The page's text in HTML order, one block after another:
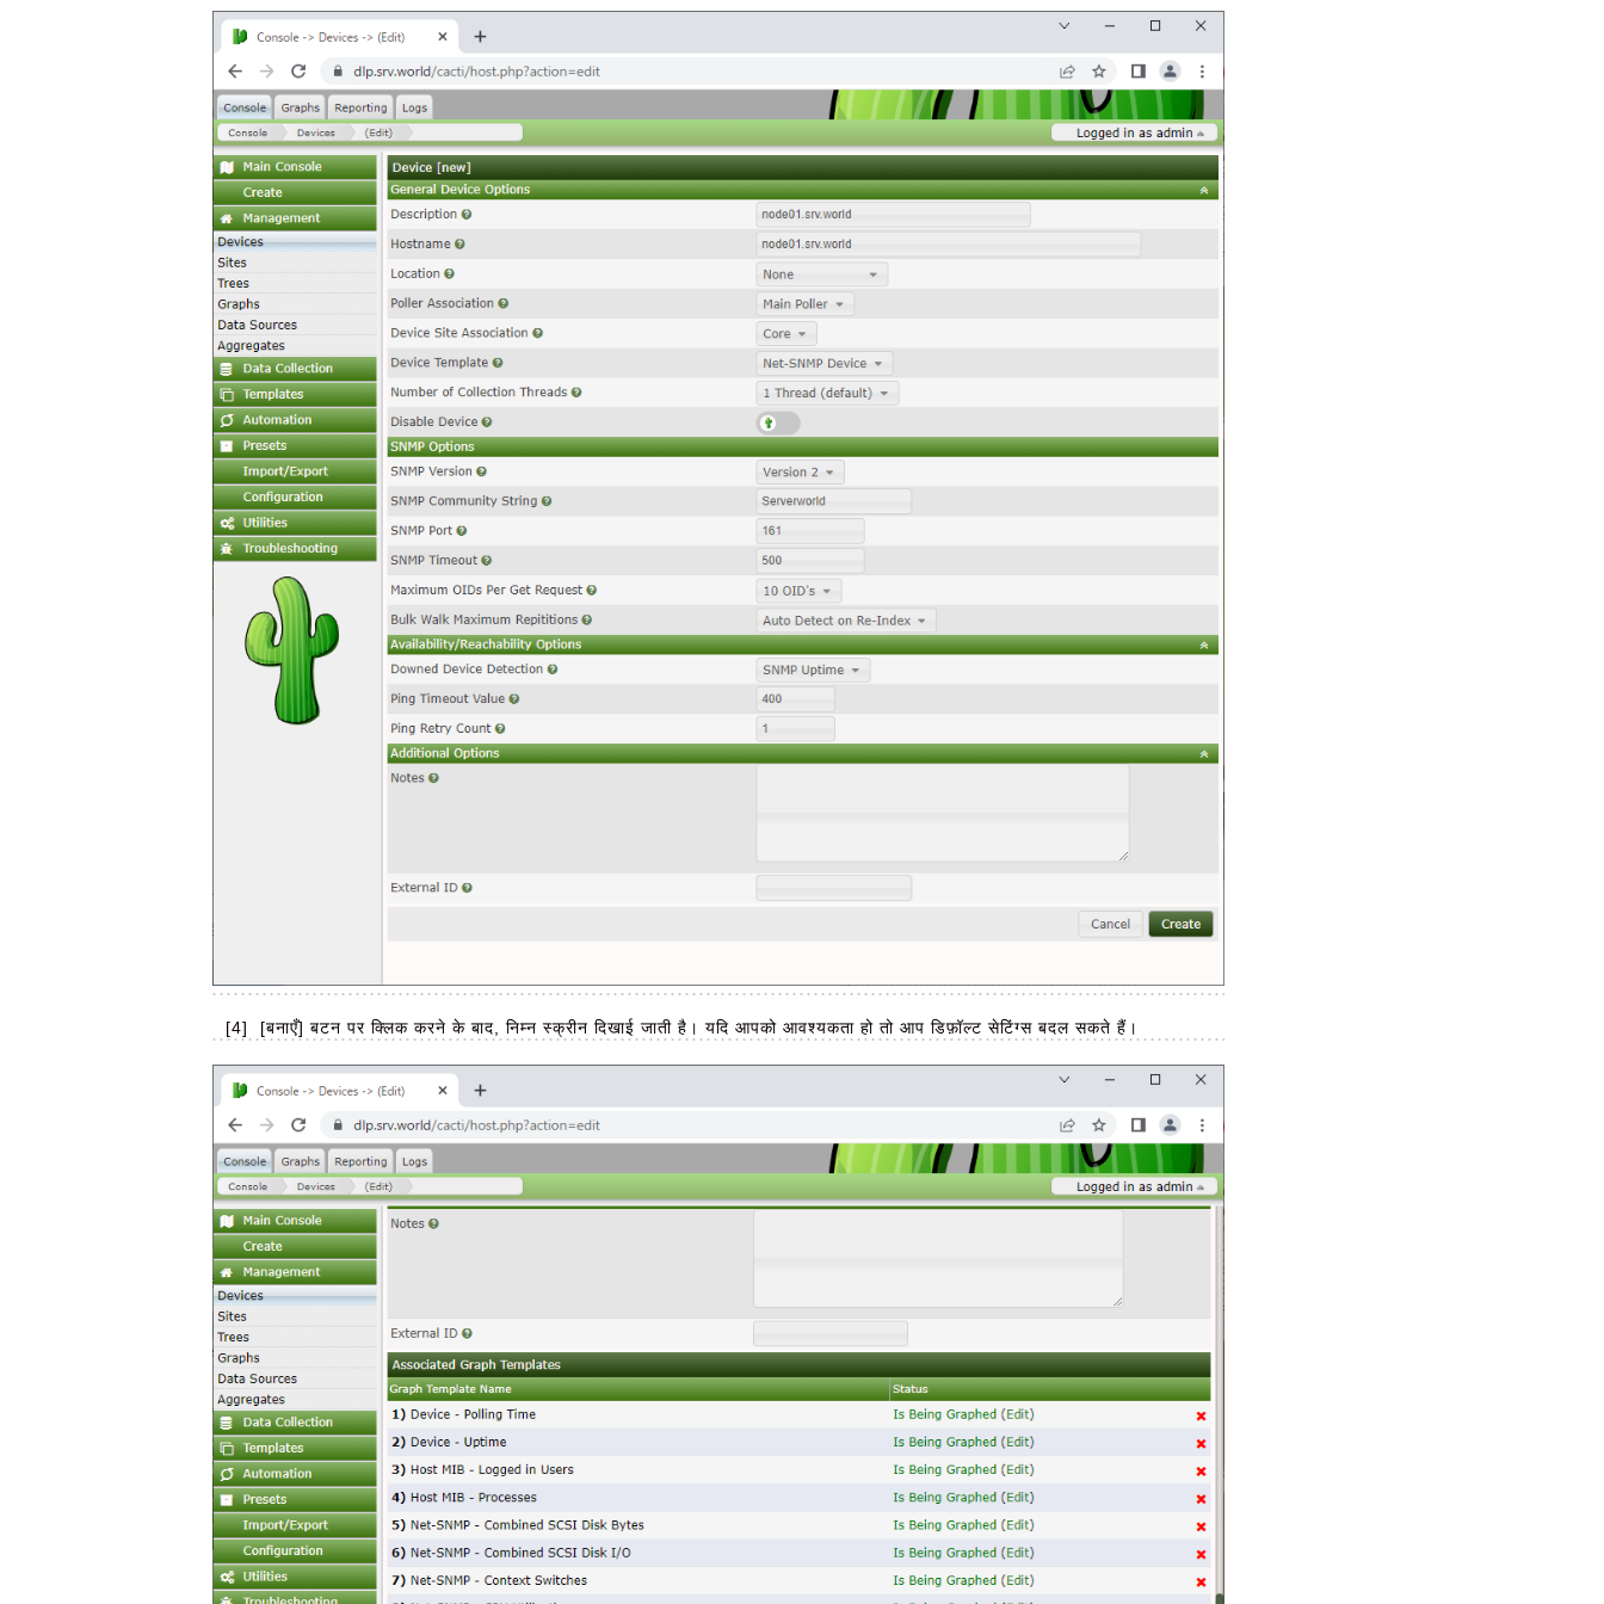
[4] [बनाएँ] बटन पर क्लिक करने के बाद, निम्न स्क्रीन दिखाई जाती है। यदि आपको आवश्यकता हो तो आप डिफ़ॉल्ट सेटिंग्स बदल सकते हैं।